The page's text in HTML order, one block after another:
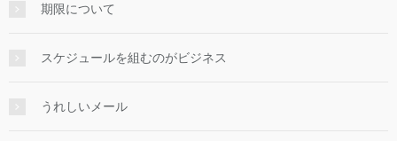
期限について
スケジュールを組むのがビジネス
うれしいメール